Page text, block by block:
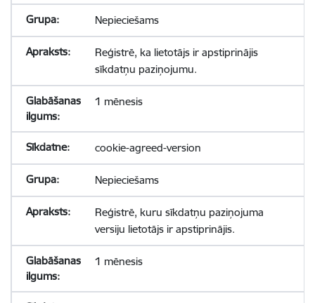
Nepieciešams
Reģistrē, ka lietotājs ir apstiprinājis
sīkdatņu paziņojumu.
1 mēnesis
cookie-agreed-version
Nepieciešams
Reģistrē, kuru sīkdatņu paziņojuma
versiju lietotājs ir apstiprinājis.
1 mēnesis